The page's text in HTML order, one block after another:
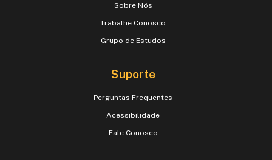
Sobre Nós
Trabalhe Conosco
Grupo de Estudos
Suporte
Perguntas Frequentes
Acessibilidade
Fale Conosco